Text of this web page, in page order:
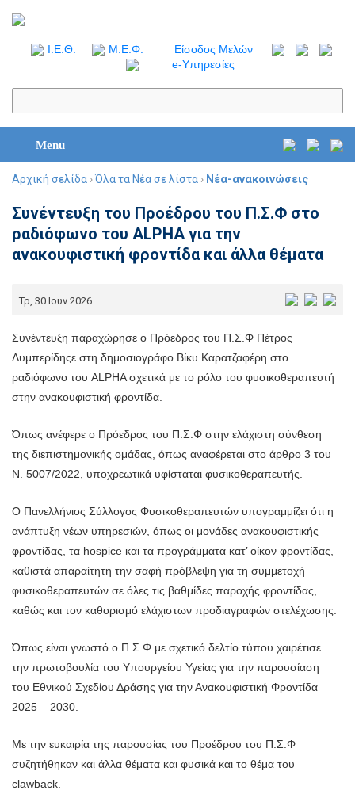
I.Ε.Θ. Μ.Ε.Φ.
Είσοδος Μελών
e-Υπηρεσίες
Menu
Αρχική σελίδα ›Όλα τα Νέα σε λίστα › Νέα-ανακοινώσεις
Συνέντευξη του Προέδρου του Π.Σ.Φ στο
ραδιόφωνο του ALPHA για την
ανακουφιστική φροντίδα και άλλα θέματα
Τρ, 30 Ιουν 2026
Συνέντευξη παραχώρησε ο Πρόεδρος του Π.Σ.Φ Πέτρος
Λυμπερίδηςε στη δημοσιογράφο Βίκυ Καρατζαφέρη στο
ραδιόφωνο του ALPHA σχετικά με το ρόλο του φυσικοθεραπευτή
στην ανακουφιστική φροντίδα.
Όπως ανέφερε ο Πρόεδρος του Π.Σ.Φ στην ελάχιστη σύνθεση
της διεπιστημονικής ομάδας, όπως αναφέρεται στο άρθρο 3 του
Ν. 5007/2022, υποχρεωτικά υφίσταται φυσικοθεραπευτής.
Ο Πανελλήνιος Σύλλογος Φυσικοθεραπευτών υπογραμμίζει ότι η
ανάπτυξη νέων υπηρεσιών, όπως οι μονάδες ανακουφιστικής
φροντίδας, τα hospice και τα προγράμματα κατ’ οίκον φροντίδας,
καθιστά απαραίτητη την σαφή πρόβλεψη για τη συμμετοχή
φυσικοθεραπευτών σε όλες τις βαθμίδες παροχής φροντίδας,
καθώς και τον καθορισμό ελάχιστων προδιαγραφών στελέχωσης.
Όπως είναι γνωστό ο Π.Σ.Φ με σχετικό δελτίο τύπου χαιρέτισε
την πρωτοβουλία του Υπουργείου Υγείας για την παρουσίαση
του Εθνικού Σχεδίου Δράσης για την Ανακουφιστική Φροντίδα
2025 – 2030.
Με την ευκαιρία της παρουσίας του Προέδρου του Π.Σ.Φ
συζητήθηκαν και άλλα θέματα και φυσικά και το θέμα του
clawback.